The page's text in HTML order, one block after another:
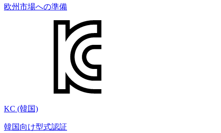
欧州市場への準備
KC (韓国)
韓国向け型式認証